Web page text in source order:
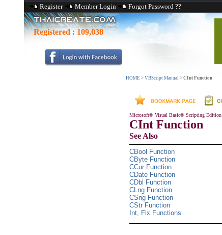
Register Member Login Forgot Password ??
Registered : 109,038
HOME > VBScript Manual > CInt Function
Microsoft® Visual Basic® Scripting Edition
CInt Function
See Also
CBool Function
CByte Function
CCur Function
CDate Function
CDbl Function
CLng Function
CSng Function
CStr Function
Int, Fix Functions